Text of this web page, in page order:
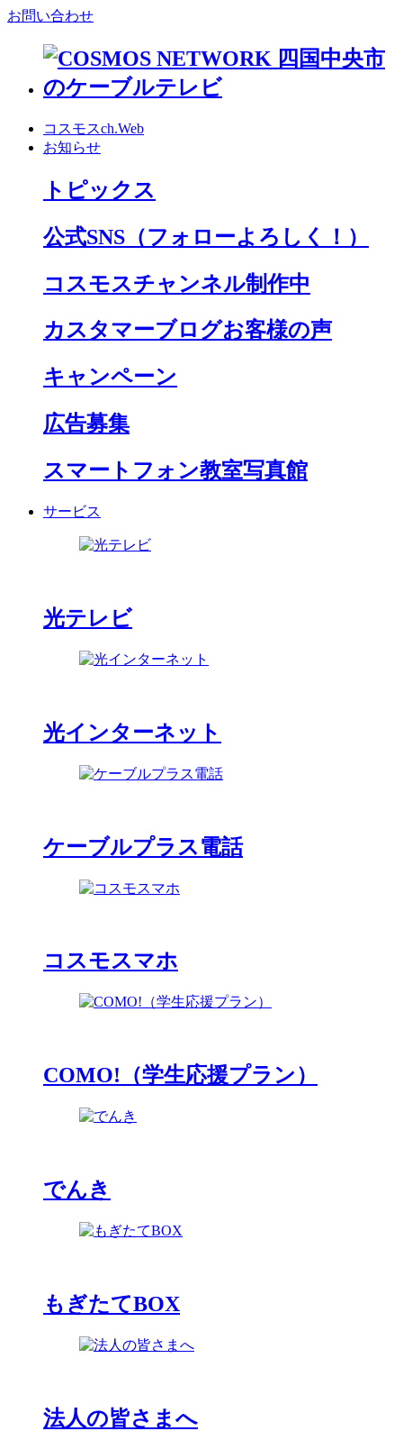
お問い合わせ
コスモスch.Web
お知らせ
トピックス
公式SNS （フォローよろしく！）
コスモスチャンネル制作中
カスタマーブログお客様の声
キャンペーン
広告募集
スマートフォン教室写真館
サービス
光テレビ
光インターネット
ケーブルプラス電話
コスモスマホ
COMO!（学生応援プラン）
でんき
もぎたてBOX
法人の皆さまへ